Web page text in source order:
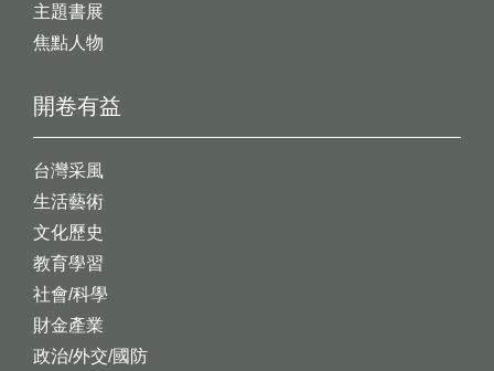
開卷有益
台灣采風
生活藝術
文化歷史
教育學習
社會/科學
財金產業
政治/外交/國防
主題書展
焦點人物